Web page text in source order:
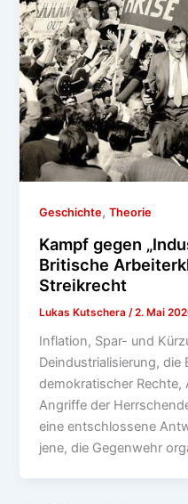
Geschichte,Theorie
Kampf gegen
Britische
Streikrecht
Lukas Kutschera /2. Mai
Inflation, Spar- und
Deindustrialisierung, die
demokratischer Rechte,
Angriffe der
eine entschlossene
jene, die Gegenwehr